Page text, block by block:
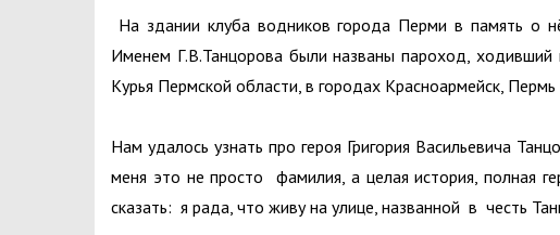
На здании клуба водников города Перми в память о
Именем Г.В.Танцорова были названы пароход,
Курья Пермской области, в городах Красноармейск, Пермь
Нам удалось узнать про героя Григория Васильевича
меня это не просто фамилия, а целая история, полная
сказать: я рада, что живу на улице, названной в честь